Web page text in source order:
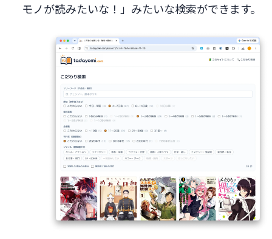
モノが読みたいな！」みたいな検索ができます。